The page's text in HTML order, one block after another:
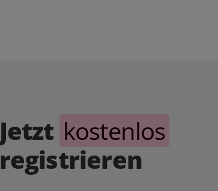
Jetzt kostenlos
registrieren